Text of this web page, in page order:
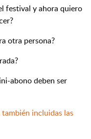
festival y ahora quiero
otra persona?
abono deben ser
incluidas las